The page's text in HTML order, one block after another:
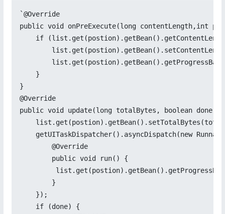
`@Override
public void onPreExecute(long contentLength,int
if
    }
}
@Override
public void update(long totalBytes, boolean
getUITaskDispatcher().asyncDispatch(new
        @Override
        public void run() {
        }
    });
    if (done) {